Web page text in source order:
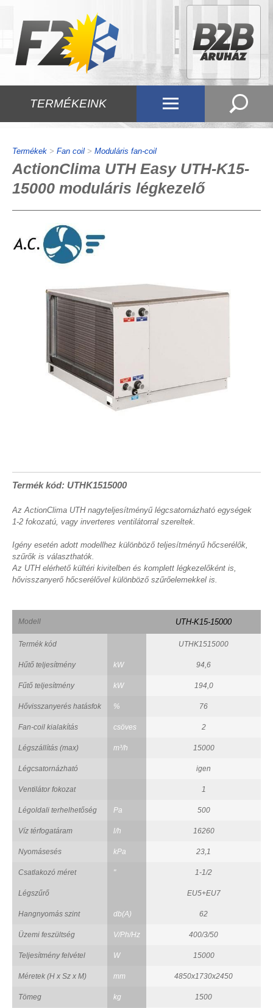
TERMÉKEINK
Termékek > Fan coil > Moduláris fan-coil
ActionClima UTH Easy UTH-K15-
15000 moduláris légkezelő
Termék kód: UTHK1515000
Az ActionClima UTH nagyteljesítményű légcsatornázható egységek
1-2 fokozatú, vagy inverteres ventilátorral szereltek.
Igény esetén adott modellhez különböző teljesítményű hőcserélők,
szűrők is választhatók.
Az UTH elérhető kültéri kivitelben és komplett légkezelőként is,
hővisszanyerő hőcserélővel különböző szűrőelemekkel is.
Modell UTH-K15-15000
Termék kód UTHK1515000
Hűtő teljesítmény kW 94,6
Fűtő teljesítmény kW 194,0
Hővisszanyerés hatásfok % 76
Fan-coil kialakítás csöves 2
Légszállítás (max) m³/h 15000
Légcsatornázható igen
Ventilátor fokozat 1
Légoldali terhelhetőség Pa 500
Víz térfogatáram l/h 16260
Nyomásesés kPa 23,1
Csatlakozó méret " 1-1/2
Légszűrő EU5+EU7
Hangnyomás szint db(A) 62
Üzemi feszültség V/Ph/Hz 400/3/50
Teljesítmény felvétel W 15000
Méretek (H x Sz x M) mm 4850x1730x2450
Tömeg kg 1500